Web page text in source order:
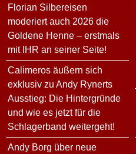
Florian Silbereisen
moderiert auch 2026 die
Goldene Henne – erstmals
mit IHR an seiner Seite!
Calimeros äußern sich
exklusiv zu Andy Rynerts
Ausstieg: Die Hintergründe
und wie es jetzt für die
Schlagerband weitergeht!
Andy Borg über neue